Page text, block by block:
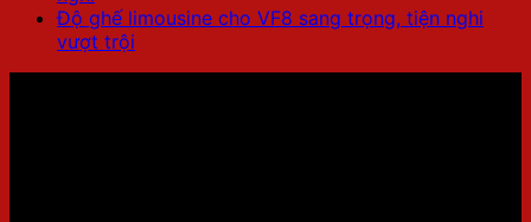
Độ ghế limousine cho VF8 sang trọng, tiện nghi
vượt trội